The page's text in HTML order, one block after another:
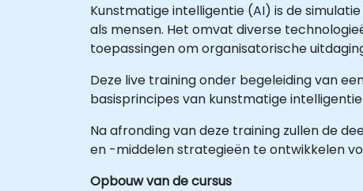
Kunstmatige intelligentie (AI) is de
als mensen. Het omvat diverse
toepassingen om organisatorische
Deze live training onder begeleiding van
basisprincipes van kunstmatige
Na afronding van deze training zullen de
en -middelen strategieën te ontwikkelen
Opbouw van de cursus